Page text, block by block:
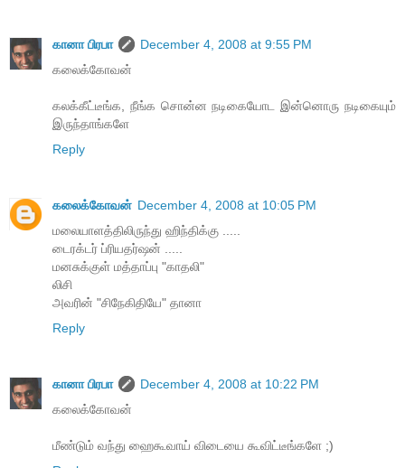
கானா பிரபா
December 4, 2008 at 9:55 PM
கலைக்கோவன்
கலக்கீட்டீங்க, நீங்க சொன்ன நடிகையோட இன்னொரு நடிகையும்
இருந்தாங்களே
Reply
கலைக்கோவன் December 4, 2008 at 10:05 PM
மலையாளத்திலிருந்து ஹிந்திக்கு .....
டைரக்டர் ப்ரியதர்ஷன் .....
மனசுக்குள் மத்தாப்பு "காதலி"
லிசி
அவரின் "சிநேகிதியே" தானா
Reply
கானா பிரபா
December 4, 2008 at 10:22 PM
கலைக்கோவன்
மீண்டும் வந்து ஹைகூவாய் விடையை கூவிட்டீங்களே ;)